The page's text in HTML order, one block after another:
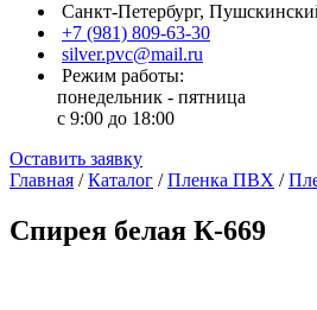
Санкт-Петербург,
+7 (981) 809-63-30
silver.pvc@mail.ru
Режим работы:
понедельник - пятница
с 9:00 до 18:00
Оставить заявку
Главная /Каталог /Пленка ПВХ /
Спирея белая К-669